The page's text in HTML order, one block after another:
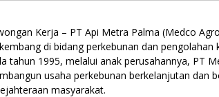
Kerja – PT Api Metra Palma (Medco
di bidang perkebunan dan
tahun 1995, melalui anak perusahannya, PT
usaha perkebunan berkelanjutan dan
masyarakat.